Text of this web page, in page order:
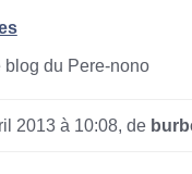
blog du Pere-nono
2013 à 10:08, de